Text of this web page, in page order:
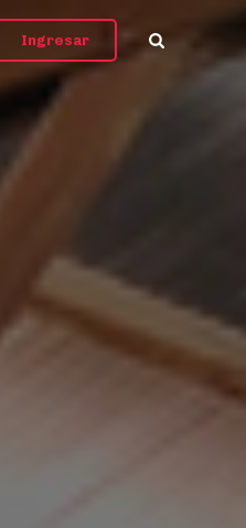
Ingresar